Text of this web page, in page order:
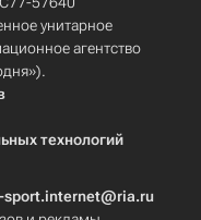
унитарное
агентство
технологий
sport.internet@ria.ru